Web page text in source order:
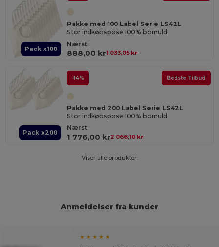
Pack x100
Pakke med 100 Label Serie LS42L
Stor indkøbspose 100% bomuld
Nærst:
888,00 kr1 033,05 kr
Pack x200
-14% Bedste Tilbud
Pakke med 200 Label Serie LS42L
Stor indkøbspose 100% bomuld
Nærst:
1 776,00 kr2 066,10 kr
Viser alle produkter.
Anmeldelser fra kunder
★ ★ ★ ★ ★